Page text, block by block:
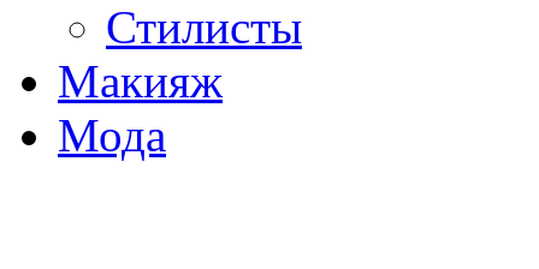
Стилисты
Макияж
Мода